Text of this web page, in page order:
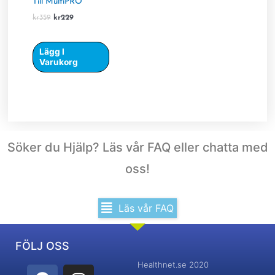
kr359 kr229
Lägg I
Varukorg
Söker du Hjälp? Läs vår FAQ eller chatta med
oss!
Läs vår FAQ
Vi välkomnar nya frågor vi kan svara på !
FÖLJ OSS
F I Healthnet.se 2020